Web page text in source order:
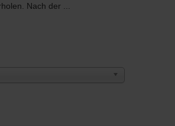
Nach der ...